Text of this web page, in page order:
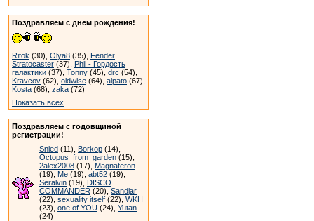
Поздравляем с днем рождения!
Ritok (30), Olya8 (35), Fender
Stratocaster (37), Phil - Гордость
галактики (37), Tonny (45), drc (54),
Kravcov (62), oldwise (64), alpato (67),
Kosta (68), zaka (72)
Показать всех
Поздравляем с годовщиной
регистрации!
Snied (11), Borkop (14),
Octopus_from_garden (15),
2alex2008 (17), Magnateron
(19), Me (19), abt52 (19),
Seralvin (19), DISCO
COMMANDER (20), Sandjar
(22), sexuality itself (22), WKH
(23), one of YOU (24), Yutan
(24)